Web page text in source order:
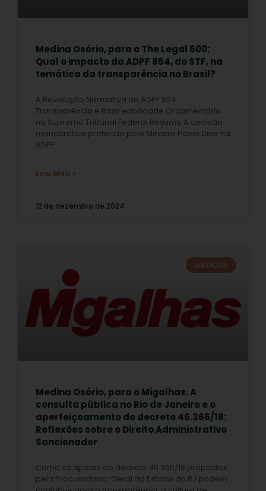
Medina Osório, para o The Legal 500:
Qual o impacto da ADPF 854, do STF, na
temática da transparência no Brasil?
A Revolução Normativa da ADPF 854:
Transparência e Rastreabilidade Orçamentária
no Supremo Tribunal Federal Resumo A decisão
monocrática proferida pelo Ministro Flávio Dino na
ADPF
Leia Mais »
12 de dezembro de 2024
ARTIGOS
Medina Osório, para o Migalhas: A
consulta pública no Rio de Janeiro e o
aperfeiçoamento do decreto 46.366/18:
Reflexões sobre o Direito Administrativo
Sancionador
Como os ajustes ao decreto 46.366/18 propostos
pela Procuradoria-Geral do Estado do RJ podem